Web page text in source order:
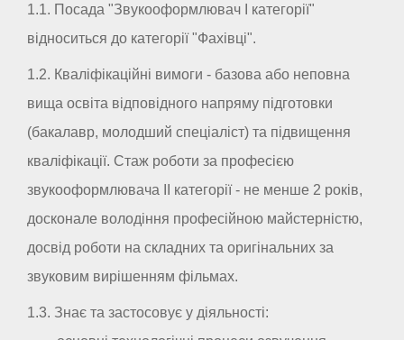
1.1. Посада "Звукооформлювач I категорії"
відноситься до категорії "Фахівці".
1.2. Кваліфікаційні вимоги - базова або неповна
вища освіта відповідного напряму підготовки
(бакалавр, молодший спеціаліст) та підвищення
кваліфікації. Стаж роботи за професією
звукооформлювача II категорії - не менше 2 років,
досконале володіння професійною майстерністю,
досвід роботи на складних та оригінальних за
звуковим вирішенням фільмах.
1.3. Знає та застосовує у діяльності: